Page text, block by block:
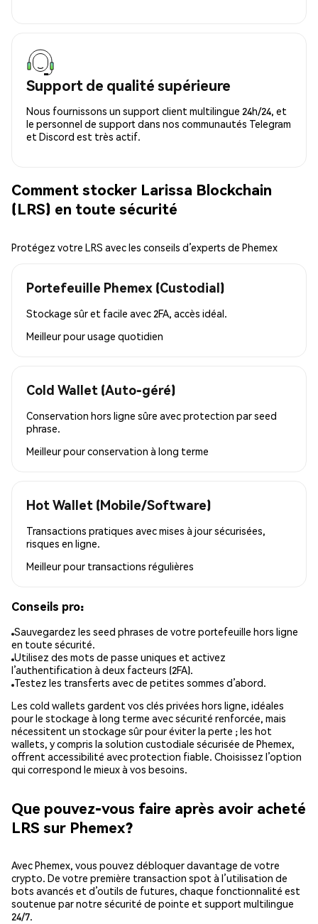
Support de qualité supérieure
Nous fournissons un support client multilingue 24h/24, et
le personnel de support dans nos communautés Telegram
et Discord est très actif.
Comment stocker Larissa Blockchain
(LRS) en toute sécurité
Protégez votre LRS avec les conseils d’experts de Phemex
Portefeuille Phemex (Custodial)
Stockage sûr et facile avec 2FA, accès idéal.
Meilleur pourusage quotidien
Cold Wallet (Auto-géré)
Conservation hors ligne sûre avec protection par seed
phrase.
Meilleur pourconservation à long terme
Hot Wallet (Mobile/Software)
Transactions pratiques avec mises à jour sécurisées,
risques en ligne.
Meilleur pour transactions régulières
Conseils pro:
Sauvegardez les seed phrases de votre portefeuille hors ligne
en toute sécurité.
Utilisez des mots de passe uniques et activez
l’authentification à deux facteurs (2FA).
Testez les transferts avec de petites sommes d’abord.
Les cold wallets gardent vos clés privées hors ligne, idéales
pour le stockage à long terme avec sécurité renforcée, mais
nécessitent un stockage sûr pour éviter la perte ; les hot
wallets, y compris la solution custodiale sécurisée de Phemex,
offrent accessibilité avec protection fiable. Choisissez l’option
qui correspond le mieux à vos besoins.
Que pouvez-vous faire après avoir acheté
LRS sur Phemex?
Avec Phemex, vous pouvez débloquer davantage de votre
crypto. De votre première transaction spot à l’utilisation de
bots avancés et d’outils de futures, chaque fonctionnalité est
soutenue par notre sécurité de pointe et support multilingue
24/7.